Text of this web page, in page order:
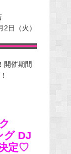
日（火）
開催期間
グ DJ
定♡